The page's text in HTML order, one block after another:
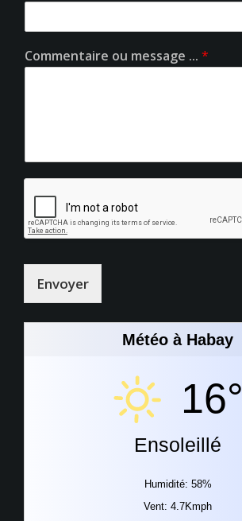
Commentaire ou message ... *
Envoyer
Météo à Habay
16°
Ensoleillé
Humidité: 58%
Vent: 4.7Kmph